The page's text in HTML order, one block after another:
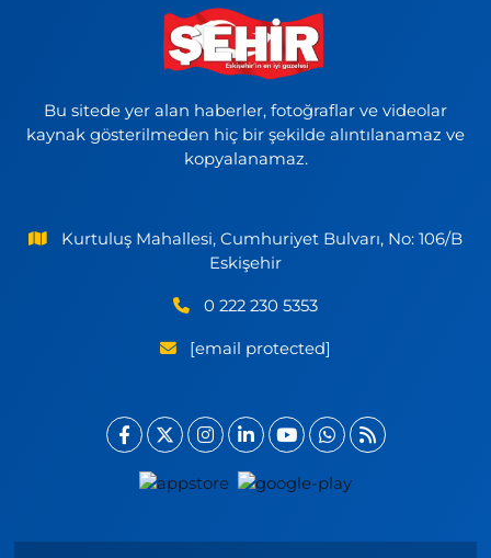
Bu sitede yer alan haberler, fotoğraflar ve videolar
kaynak gösterilmeden hiç bir şekilde alıntılanamaz ve
kopyalanamaz.
Kurtuluş Mahallesi, Cumhuriyet Bulvarı, No: 106/B
Eskişehir
0 222 230 5353
[email protected]